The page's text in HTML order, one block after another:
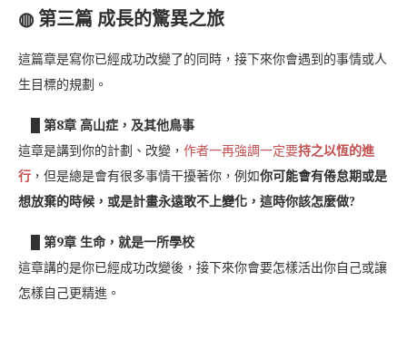
◍ 第三篇 成長的驚異之旅
這篇章是寫你已經成功改變了的同時，接下來你會遇到的事情或人
生目標的規劃。
█ 第8章 高山症，及其他鳥事
這章是講到你的計劃、改變， 作者一再強調一定要持之以恆的進
行 ，但是總是會有很多事情干擾著你，例如你可能會有倦怠期或是
想放棄的時候，或是計畫永遠敢不上變化，這時你該怎麼做?
█ 第9章 生命，就是一所學校
這章講的是你已經成功改變後，接下來你會要怎樣活出你自己或讓
怎樣自己更精進。